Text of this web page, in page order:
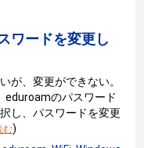
ワードを変更し
が、変更ができない。
eduroamのパスワード
し、パスワードを変更
む)